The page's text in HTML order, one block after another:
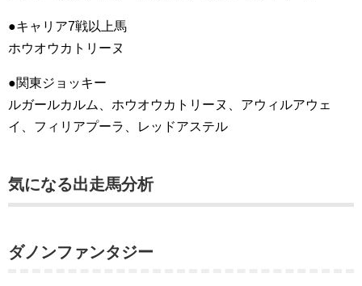
●キャリア7戦以上馬
ホウオウカトリーヌ
●関東ジョッキー
ルガールカルム、ホウオウカトリーヌ、アウィルアウェ
イ、フィリアプーラ、レッドアステル
気になる出走馬分析
ダノンファンタジー